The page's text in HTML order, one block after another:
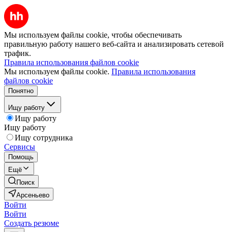
Мы используем файлы cookie, чтобы обеспечивать
правильную работу нашего веб-сайта и анализировать сетевой
трафик.
Правила использования файлов cookie
Мы используем файлы cookie. Правила использования
файлов cookie
Понятно
Ищу работу
Ищу работу
Ищу работу
Ищу сотрудника
Сервисы
Помощь
Ещё
Поиск
Арсеньево
Войти
Войти
Создать резюме